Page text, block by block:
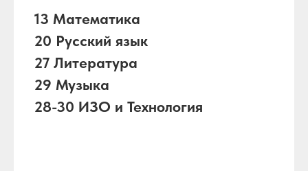
13 Математика
20 Русский язык
27 Литература
29 Музыка
28-30 ИЗО и Технология